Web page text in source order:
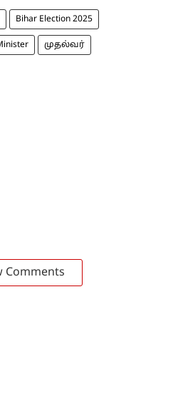
Bihar Election 2025
முதல்வர்
Comments